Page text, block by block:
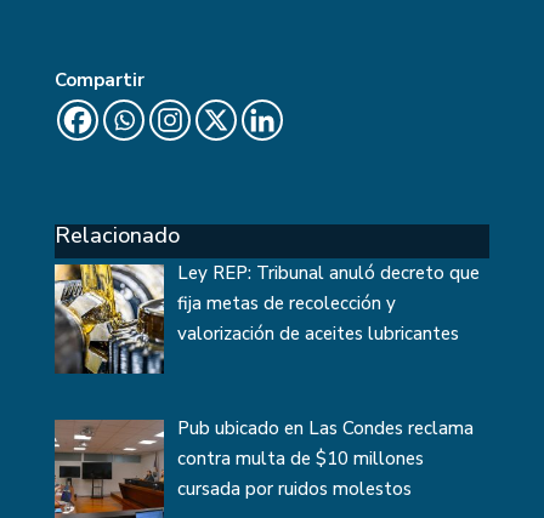
Compartir
Relacionado
Ley REP: Tribunal anuló decreto que
fija metas de recolección y
valorización de aceites lubricantes
Pub ubicado en Las Condes reclama
contra multa de $10 millones
cursada por ruidos molestos